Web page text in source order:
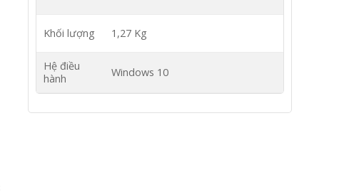
Khối lượng 1,27 Kg
Hệ điều
hành
Windows 10